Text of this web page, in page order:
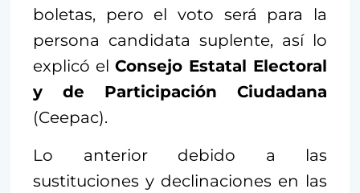
boletas, pero el voto será para la
persona candidata suplente, así lo
explicó el Consejo Estatal Electoral
y de Participación Ciudadana
(Ceepac).
Lo anterior debido a las
sustituciones y declinaciones en las